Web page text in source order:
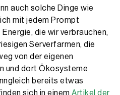
auch solche Dinge wie
mit jedem Prompt
die wir verbrauchen,
Serverfarmen, die
von der eigenen
und dort Ökosysteme
bereits etwas
sich in einem Artikel der